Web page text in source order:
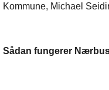
Kommune, Michael
Sådan fungerer